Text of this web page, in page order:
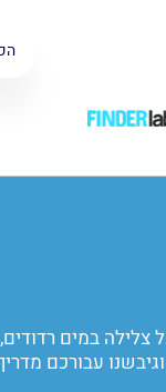
במים
את 5 השנורקלים הטובים ביותר